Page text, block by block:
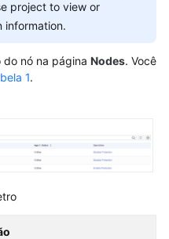
project to view or
information.
nó na página Nodes. Você
1.